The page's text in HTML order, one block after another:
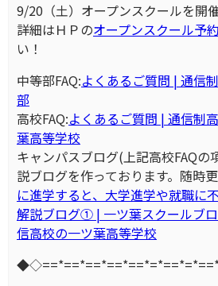
9/20（土）オープンスクールを開
詳細はＨＰのオープンスクール予約
い！
中等部FAQ:よくあるご質問 | 通信
部
高校FAQ:よくあるご質問 | 通信制
葉高等学校
キャンパスブログ(上記高校FAQの
説ブログを作っております。随時
に進学すると、大学進学や就職に
解説ブログ① | 一ツ葉スクールブ
信高校の一ツ葉高等学校